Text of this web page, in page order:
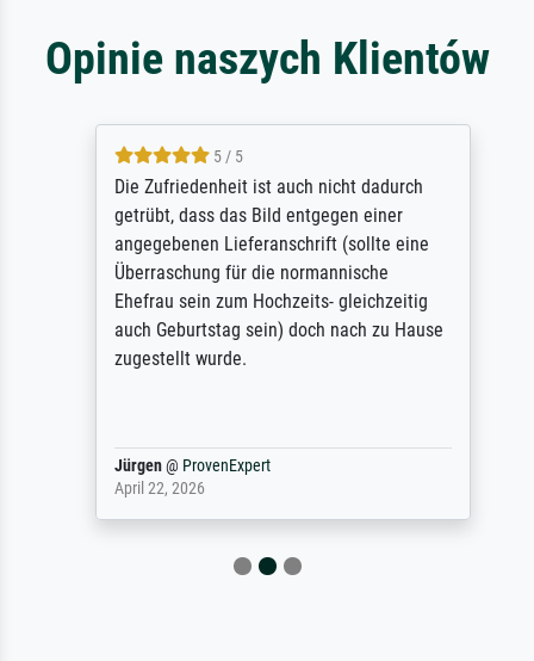
Opinie naszych Klientów
5 / 5
Die Zufriedenheit ist auch nicht dadurch
getrübt, dass das Bild entgegen einer
angegebenen Lieferanschrift (sollte eine
Überraschung für die normannische
Ehefrau sein zum Hochzeits- gleichzeitig
auch Geburtstag sein) doch nach zu Hause
zugestellt wurde.
Jürgen@ProvenExpert
April 22, 2026